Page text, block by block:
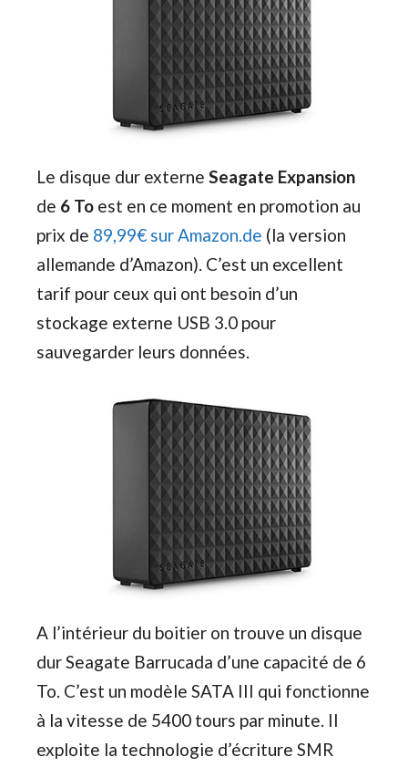
Le disque dur externe Seagate Expansion
de 6 To est en ce moment en promotion au
prix de 89,99€ sur Amazon.de (la version
allemande d’Amazon). C’est un excellent
tarif pour ceux qui ont besoin d’un
stockage externe USB 3.0 pour
sauvegarder leurs données.
A l’intérieur du boitier on trouve un disque
dur Seagate Barrucada d’une capacité de 6
To. C’est un modèle SATA III qui fonctionne
à la vitesse de 5400 tours par minute. Il
exploite la technologie d’écriture SMR